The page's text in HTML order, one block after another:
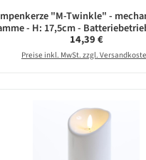
"M-Twinkle" -
- H: 17,5cm -
Regulärer Preis:
14,39 €
Preise inkl. MwSt. zzgl.